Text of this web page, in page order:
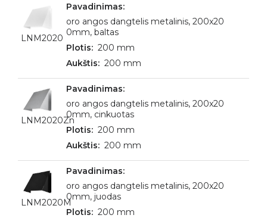
LNM2020
oro angos dangtelis metalinis, 200x20
0mm, baltas
200 mm
200 mm
LNM2020Zn
oro angos dangtelis metalinis, 200x20
0mm, cinkuotas
200 mm
200 mm
LNM2020M
oro angos dangtelis metalinis, 200x20
0mm, juodas
200 mm